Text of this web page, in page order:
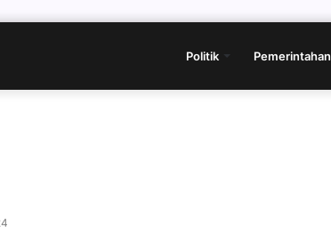
Politik Pemerintahan